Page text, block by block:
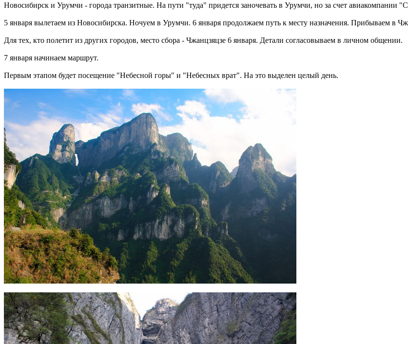
Новосибирск и Урумчи - города транзитные. На пути "туда" придется заночевать в Урумчи, но за счет авиакомпании
5 января вылетаем из Новосибирска. Ночуем в Урумчи. 6 января продолжаем путь к месту назначения. Прибываем в
Для тех, кто полетит из других городов, место сбора - Чжанцзяцзе 6 января. Детали согласовываем в личном общении.
7 января начинаем маршрут.
Первым этапом будет посещение "Небесной горы" и "Небесных врат". На это выделен целый день.